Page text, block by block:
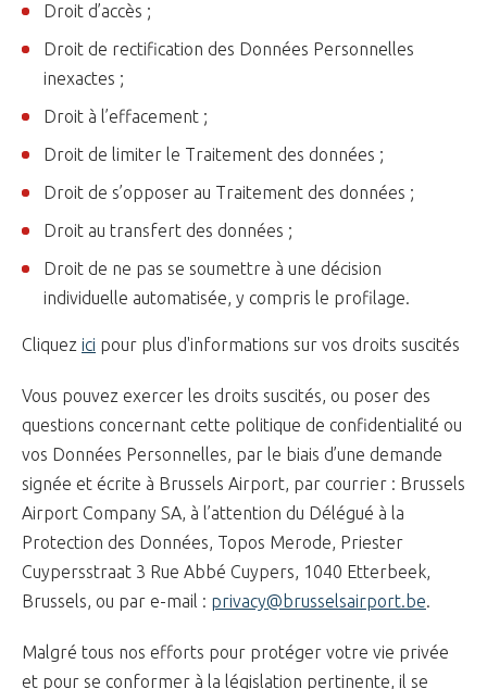
Droit d’accès ;
Droit de rectification des Données Personnelles
inexactes ;
Droit à l’effacement ;
Droit de limiter le Traitement des données ;
Droit de s’opposer au Traitement des données ;
Droit au transfert des données ;
Droit de ne pas se soumettre à une décision
individuelle automatisée, y compris le profilage.
Cliquez ici pour plus d'informations sur vos droits suscités
Vous pouvez exercer les droits suscités, ou poser des
questions concernant cette politique de confidentialité ou
vos Données Personnelles, par le biais d’une demande
signée et écrite à Brussels Airport, par courrier : Brussels
Airport Company SA, à l’attention du Délégué à la
Protection des Données, Topos Merode, Priester
Cuypersstraat 3 Rue Abbé Cuypers, 1040 Etterbeek,
Brussels, ou par e-mail : privacy@brusselsairport.be.
Malgré tous nos efforts pour protéger votre vie privée
et pour se conformer à la législation pertinente, il se